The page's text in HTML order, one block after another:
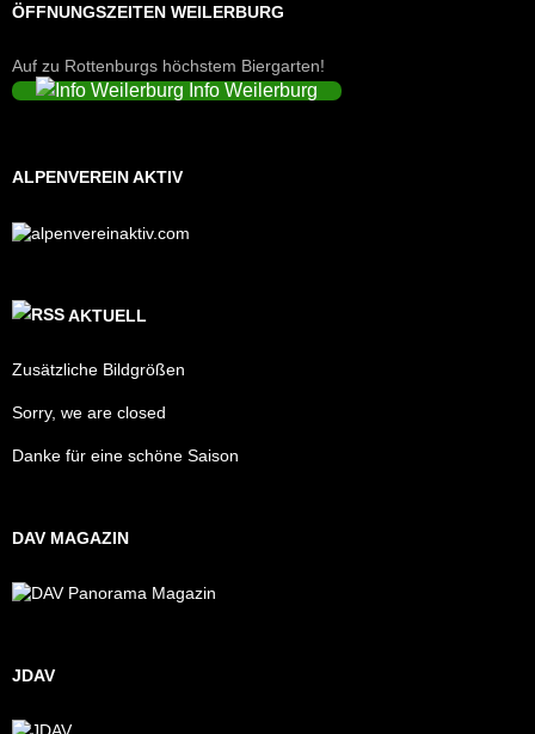
ÖFFNUNGSZEITEN WEILERBURG
Auf zu Rottenburgs höchstem Biergarten!
Info Weilerburg
ALPENVEREIN AKTIV
AKTUELL
Zusätzliche Bildgrößen
Sorry, we are closed
Danke für eine schöne Saison
DAV MAGAZIN
JDAV